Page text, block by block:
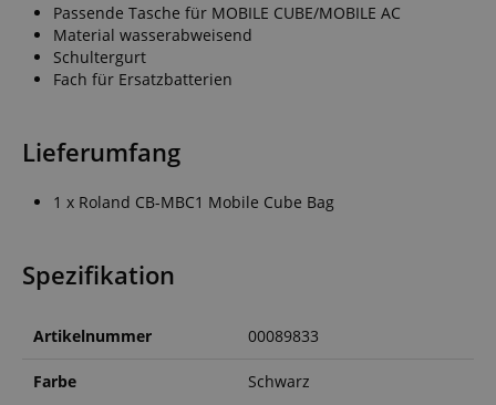
Passende Tasche für MOBILE CUBE/MOBILE AC
Material wasserabweisend
Schultergurt
Fach für Ersatzbatterien
Lieferumfang
1 x Roland CB-MBC1 Mobile Cube Bag
Spezifikation
Artikelnummer 00089833
Farbe Schwarz